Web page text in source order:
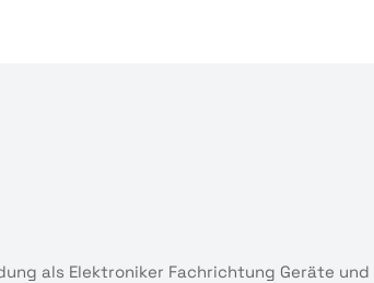
als Elektroniker Fachrichtung Geräte